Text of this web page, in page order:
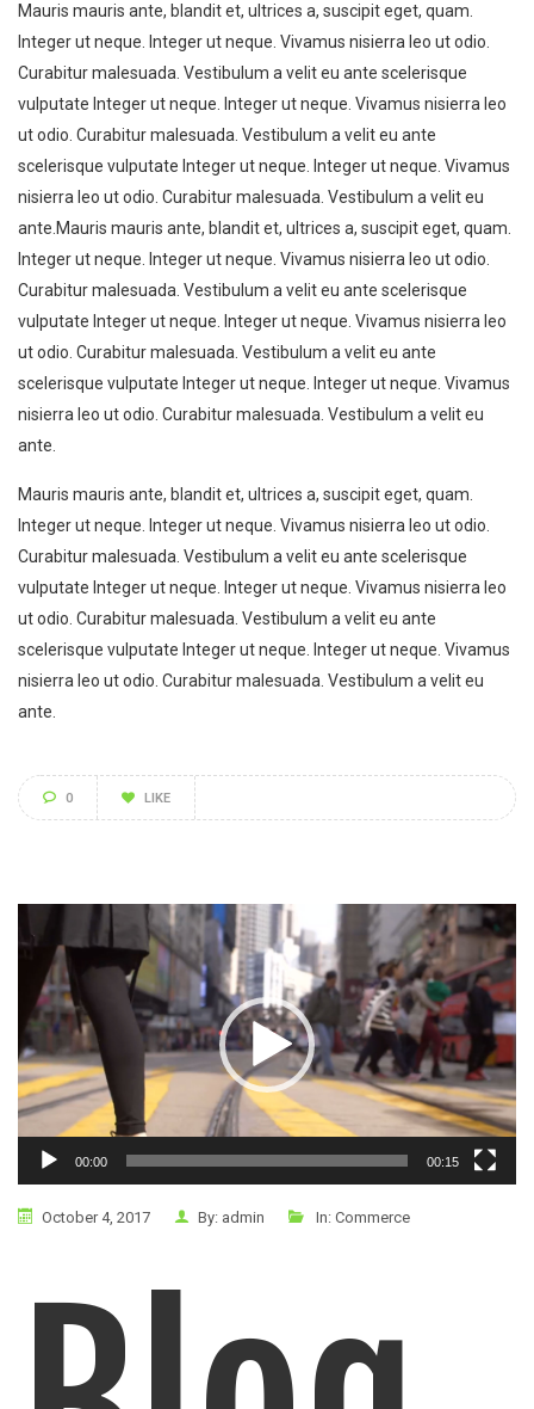
Mauris mauris ante, blandit et, ultrices a, suscipit eget, quam.
Integer ut neque. Integer ut neque. Vivamus nisierra leo ut odio.
Curabitur malesuada. Vestibulum a velit eu ante scelerisque
vulputate Integer ut neque. Integer ut neque. Vivamus nisierra leo
ut odio. Curabitur malesuada. Vestibulum a velit eu ante
scelerisque vulputate Integer ut neque. Integer ut neque. Vivamus
nisierra leo ut odio. Curabitur malesuada. Vestibulum a velit eu
ante.Mauris mauris ante, blandit et, ultrices a, suscipit eget, quam.
Integer ut neque. Integer ut neque. Vivamus nisierra leo ut odio.
Curabitur malesuada. Vestibulum a velit eu ante scelerisque
vulputate Integer ut neque. Integer ut neque. Vivamus nisierra leo
ut odio. Curabitur malesuada. Vestibulum a velit eu ante
scelerisque vulputate Integer ut neque. Integer ut neque. Vivamus
nisierra leo ut odio. Curabitur malesuada. Vestibulum a velit eu
ante.
Mauris mauris ante, blandit et, ultrices a, suscipit eget, quam.
Integer ut neque. Integer ut neque. Vivamus nisierra leo ut odio.
Curabitur malesuada. Vestibulum a velit eu ante scelerisque
vulputate Integer ut neque. Integer ut neque. Vivamus nisierra leo
ut odio. Curabitur malesuada. Vestibulum a velit eu ante
scelerisque vulputate Integer ut neque. Integer ut neque. Vivamus
nisierra leo ut odio. Curabitur malesuada. Vestibulum a velit eu
ante.
0 LIKE
Player
00:00 00:15
October 4, 2017 By: admin In: Commerce